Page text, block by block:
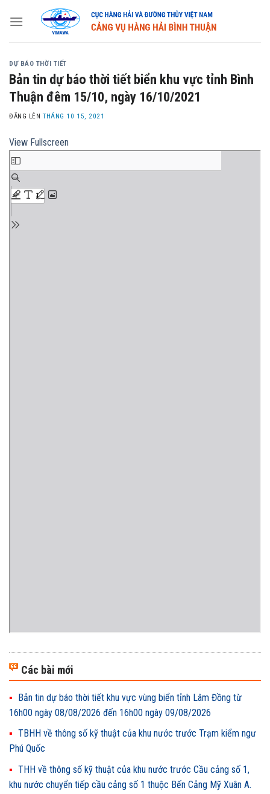
DỰ BÁO THỜI TIẾT
Bản tin dự báo thời tiết biển khu vực tỉnh Bình
Thuận đêm 15/10, ngày 16/10/2021
ĐĂNG LÊNTHÁNG 10 15, 2021
View Fullscreen
Các bài mới
Bản tin dự báo thời tiết khu vực vùng biển tỉnh Lâm Đồng từ
16h00 ngày 08/08/2026 đến 16h00 ngày 09/08/2026
TBHH về thông số kỹ thuật của khu nước trước Trạm kiểm ngư
Phú Quốc
THH về thông số kỹ thuật của khu nước trước Cầu cảng số 1,
khu nước chuyển tiếp cầu cảng số 1 thuộc Bến Cảng Mỹ Xuân A.